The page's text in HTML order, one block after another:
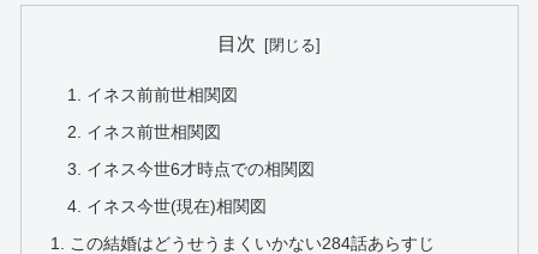
目次
イネス前前世相関図
イネス前世相関図
イネス今世6才時点での相関図
イネス今世(現在)相関図
この結婚はどうせうまくいかない284話あらすじ